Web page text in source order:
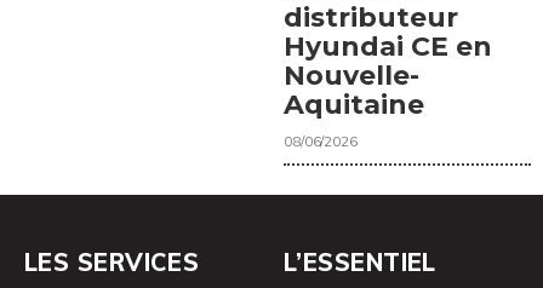
distributeur
Hyundai CE en
Nouvelle-
Aquitaine
08/06/2026
LES SERVICES L’ESSENTIEL